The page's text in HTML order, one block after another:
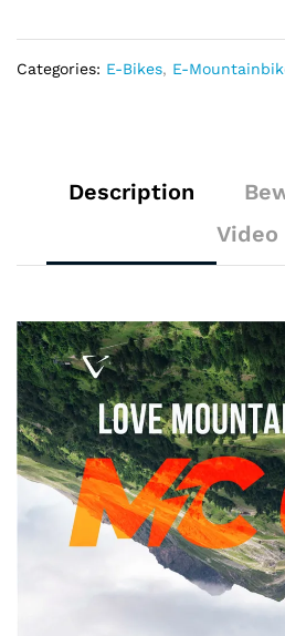
Categories: E-Bikes, E-
Description
Video